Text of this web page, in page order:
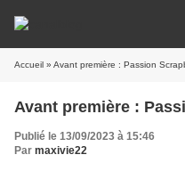
Accueil » Avant première : Passion
Avant première :
Publié le 13/09/2023 à 15:46
Par maxivie22